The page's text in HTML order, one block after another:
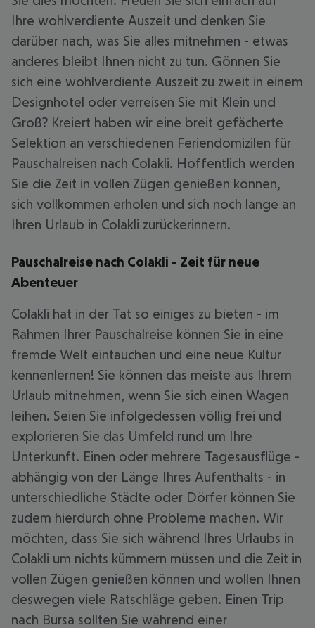
Ihre wohlverdiente Auszeit und denken Sie
darüber nach, was Sie alles mitnehmen - etwas
anderes bleibt Ihnen nicht zu tun. Gönnen Sie
sich eine wohlverdiente Auszeit zu zweit in einem
Designhotel oder verreisen Sie mit Klein und
Groß? Kreiert haben wir eine breit gefächerte
Selektion an verschiedenen Feriendomizilen für
Pauschalreisen nach Colakli. Hoffentlich werden
Sie die Zeit in vollen Zügen genießen können,
sich vollkommen erholen und sich noch lange an
Ihren Urlaub in Colakli zurückerinnern.
Pauschalreise nach Colakli - Zeit für neue
Abenteuer
Colakli hat in der Tat so einiges zu bieten - im
Rahmen Ihrer Pauschalreise können Sie in eine
fremde Welt eintauchen und eine neue Kultur
kennenlernen! Sie können das meiste aus Ihrem
Urlaub mitnehmen, wenn Sie sich einen Wagen
leihen. Seien Sie infolgedessen völlig frei und
explorieren Sie das Umfeld rund um Ihre
Unterkunft. Einen oder mehrere Tagesausflüge -
abhängig von der Länge Ihres Aufenthalts - in
unterschiedliche Städte oder Dörfer können Sie
zudem hierdurch ohne Probleme machen. Wir
möchten, dass Sie sich während Ihres Urlaubs in
Colakli um nichts kümmern müssen und die Zeit in
vollen Zügen genießen können und wollen Ihnen
deswegen viele Ratschläge geben. Einen Trip
nach Bursa sollten Sie während einer